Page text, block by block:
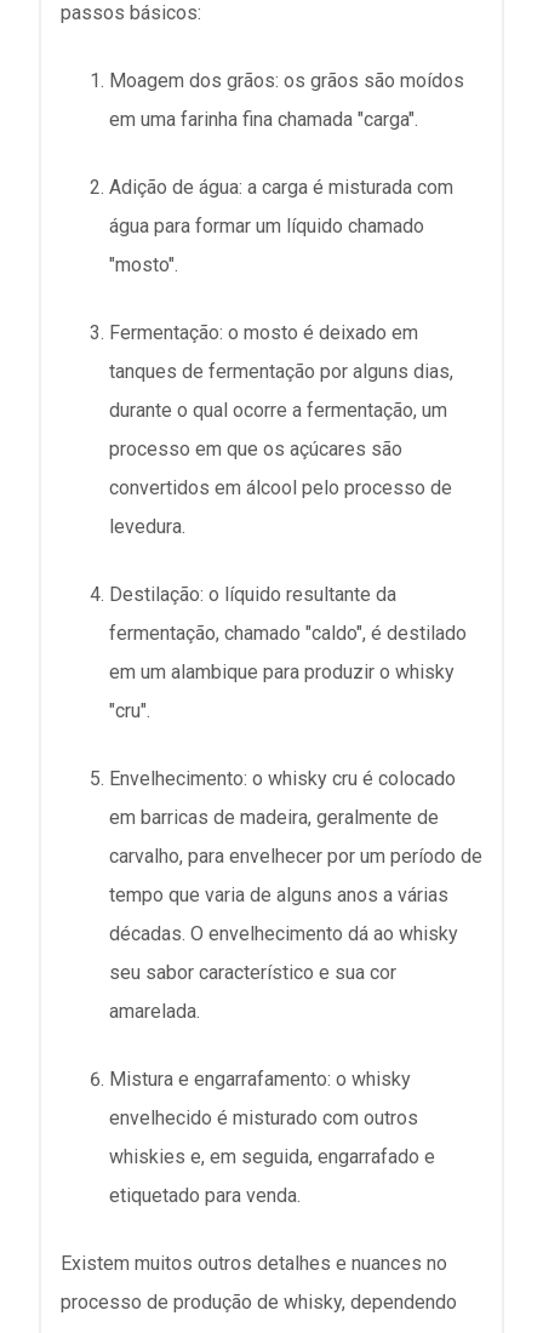
passos básicos:
Moagem dos grãos: os grãos são moídos
em uma farinha fina chamada "carga".
Adição de água: a carga é misturada com
água para formar um líquido chamado
"mosto".
Fermentação: o mosto é deixado em
tanques de fermentação por alguns dias,
durante o qual ocorre a fermentação, um
processo em que os açúcares são
convertidos em álcool pelo processo de
levedura.
Destilação: o líquido resultante da
fermentação, chamado "caldo", é destilado
em um alambique para produzir o whisky
"cru".
Envelhecimento: o whisky cru é colocado
em barricas de madeira, geralmente de
carvalho, para envelhecer por um período de
tempo que varia de alguns anos a várias
décadas. O envelhecimento dá ao whisky
seu sabor característico e sua cor
amarelada.
Mistura e engarrafamento: o whisky
envelhecido é misturado com outros
whiskies e, em seguida, engarrafado e
etiquetado para venda.
Existem muitos outros detalhes e nuances no
processo de produção de whisky, dependendo